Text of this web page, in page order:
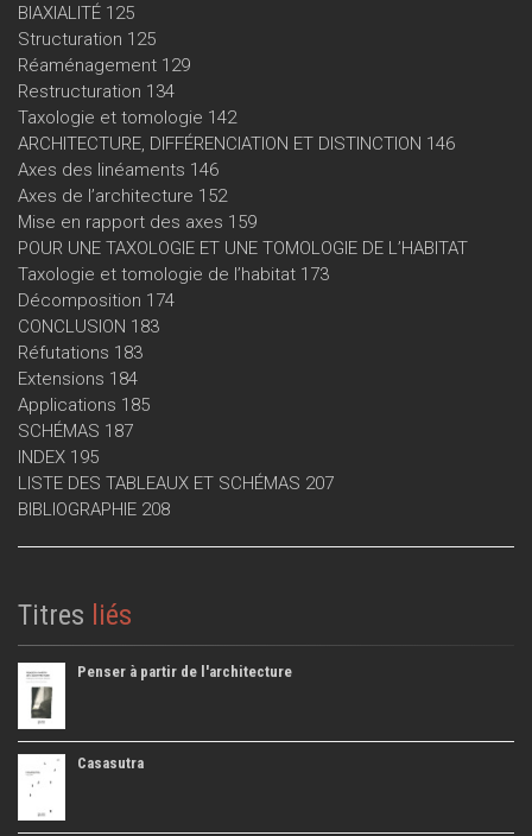
BIAXIALITÉ 125
Structuration 125
Réaménagement 129
Restructuration 134
Taxologie et tomologie 142
ARCHITECTURE, DIFFÉRENCIATION ET DISTINCTION 146
Axes des linéaments 146
Axes de l’architecture 152
Mise en rapport des axes 159
POUR UNE TAXOLOGIE ET UNE TOMOLOGIE DE L’HABITAT
Taxologie et tomologie de l’habitat 173
Décomposition 174
CONCLUSION 183
Réfutations 183
Extensions 184
Applications 185
SCHÉMAS 187
INDEX 195
LISTE DES TABLEAUX ET SCHÉMAS 207
BIBLIOGRAPHIE 208
Titres liés
Penser à partir de l'architecture
Casasutra